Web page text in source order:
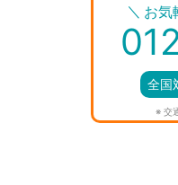
＼ お気
全国
※ 交